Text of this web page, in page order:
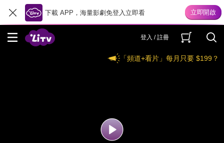
下載 APP，海量影劇免登入立即看
登入 / 註冊
「頻道+看片」每月只要 $199？